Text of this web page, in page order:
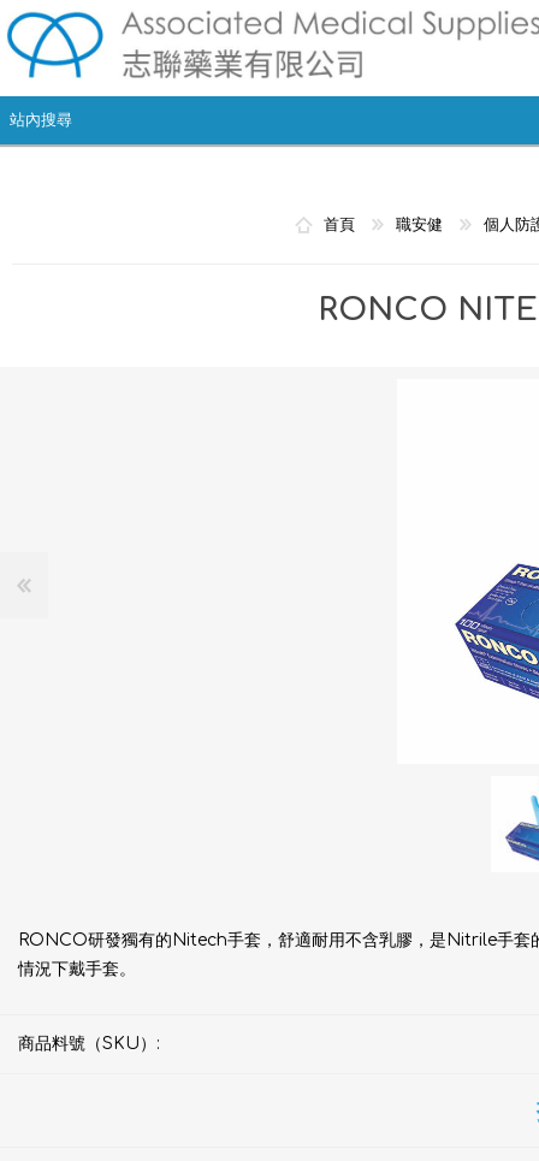
首頁 職安健 個人防
RONCO
RONCO研發獨有的Nitech手套，舒適耐用不含乳膠，是Nitrile手
情況下戴手套。
商品料號（SKU）: